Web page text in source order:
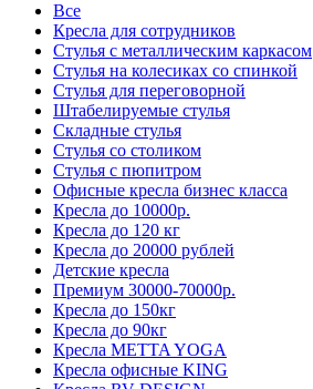
Все
Кресла для сотрудников
Стулья с металлическим каркасом
Стулья на колесиках со спинкой
Стулья для переговорной
Штабелируемые стулья
Складные стулья
Стулья со столиком
Стулья с пюпитром
Офисные кресла бизнес класса
Кресла до 10000р.
Кресла до 120 кг
Кресла до 20000 рублей
Детские кресла
Премиум 30000-70000р.
Кресла до 150кг
Кресла до 90кг
Кресла METTA YOGA
Кресла офисные KING